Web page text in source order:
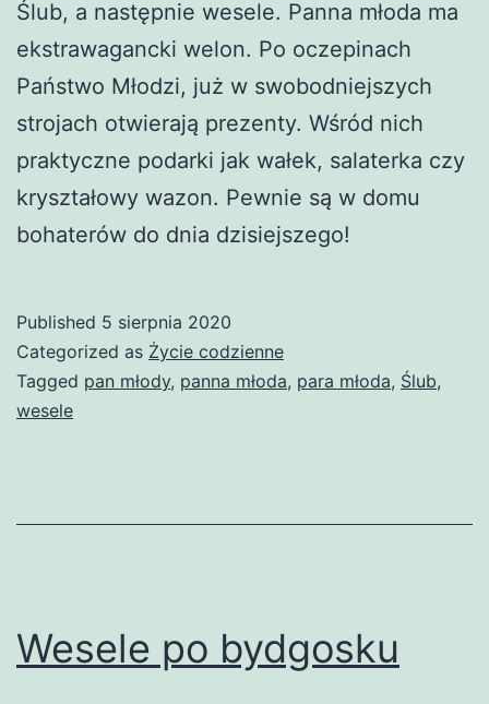
Ślub, a następnie wesele. Panna młoda ma
ekstrawagancki welon. Po oczepinach
Państwo Młodzi, już w swobodniejszych
strojach otwierają prezenty. Wśród nich
praktyczne podarki jak wałek, salaterka czy
kryształowy wazon. Pewnie są w domu
bohaterów do dnia dzisiejszego!
Published 5 sierpnia 2020
Categorized as Życie codzienne
Tagged pan młody, panna młoda, para młoda, Ślub,
wesele
Wesele po bydgosku